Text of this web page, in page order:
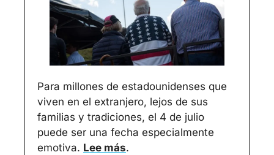
Para millones de estadounidenses que
viven en el extranjero, lejos de sus
familias y tradiciones, el 4 de julio
puede ser una fecha especialmente
emotiva. Lee más.